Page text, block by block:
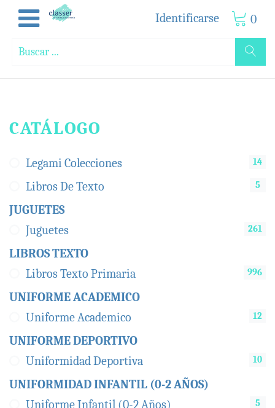
Identificarse 0
CATÁLOGO
Legami Colecciones 14
Libros De Texto 5
JUGUETES
Juguetes
261
LIBROS TEXTO
Libros Texto Primaria
996
UNIFORME ACADEMICO
Uniforme Academico
12
UNIFORME DEPORTIVO
Uniformidad Deportiva
10
UNIFORMIDAD INFANTIL (0-2 AÑOS)
Uniforme Infantil (0-2 Años)
5